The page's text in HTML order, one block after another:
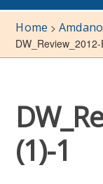
Home >
(1)-1